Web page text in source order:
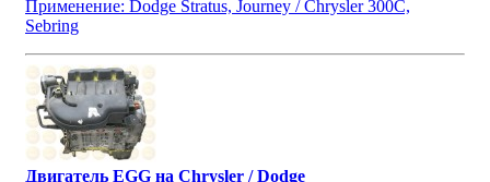
Применение: Dodge Stratus, Journey / Chrysler 300C,
Sebring
Двигатель EGG на Chrysler / Dodge